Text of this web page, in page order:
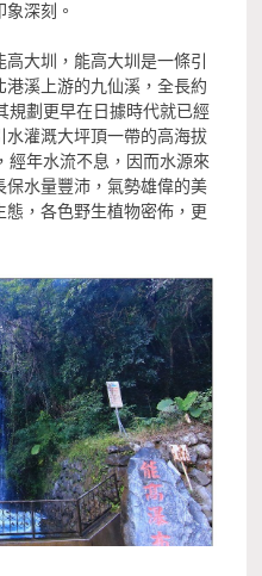
深刻。
大圳，能高大圳是一條引
溪上游的九仙溪，全長約
規劃更早在日據時代就已經
灌溉大坪頂一帶的高海拔
經年水流不息，因而水源來
保水量豐沛，氣勢雄偉的美
，各色野生植物密佈，更